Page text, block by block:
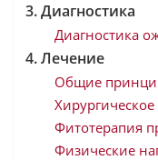
Диагностика
Диагностика
Лечение
Общие
Фитотерапия
Физические